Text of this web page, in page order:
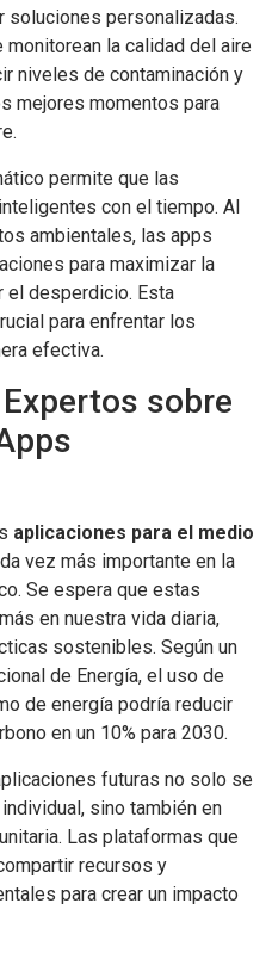
soluciones personalizadas.
la calidad del aire
niveles de contaminación y
mejores momentos para
permite que las
con el tiempo. Al
ambientales, las apps
para maximizar la
el desperdicio. Esta
para enfrentar los
efectiva.
sobre
aplicaciones para el medio
vez más importante en la
Se espera que estas
en nuestra vida diaria,
sostenibles. Según un
de Energía, el uso de
de energía podría reducir
en un 10% para 2030.
futuras no solo se
sino también en
Las plataformas que
recursos y
para crear un impacto